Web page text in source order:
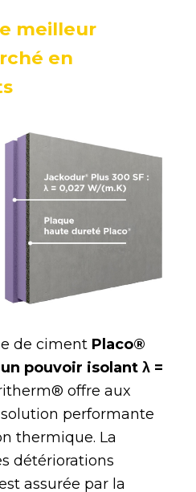
meilleur
en
de ciment Placo®
un pouvoir isolant λ =
offre aux
performante
thermique. La
détériorations
assurée par la